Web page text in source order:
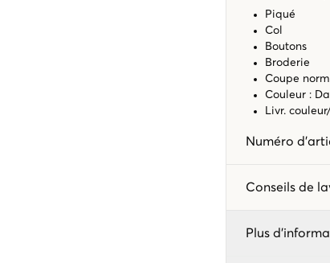
Piqué
Col
Boutons
Broderie
Coupe
Couleur :
Livr.
Numéro
Conseils de
Plus